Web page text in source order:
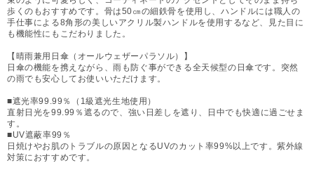
歩くのもおすすめです。骨は50㎝の細鉄骨を使用し、ハンドルには職人の
手仕事による8角形の美しいアクリル製ハンドルを使用するなど、見た目に
も機能性にもこだわりました。
【晴雨兼用日傘（オールウェザーパラソル）】
日傘の機能を携えながら、雨も防ぐ事ができる全天候型の日傘です。突然
の雨でも安心してお使いいただけます。
■遮光率99.99％（1級遮光生地使用）
直射日光を99.99％遮るので、強い日差しを遮り、日中でも快適に過ごせま
す。
■UV遮蔽率99％
日焼けやお肌のトラブルの原因となるUVのカット率99%以上です。紫外線
対策におすすめです。